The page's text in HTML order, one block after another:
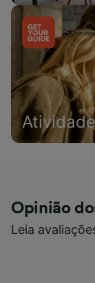
Opinião
Leia